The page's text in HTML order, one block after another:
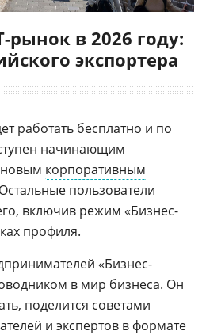
рынок в 2026 году:
экспортера
работать бесплатно и по
начинающим
корпоративным
пользователи
включив режим «Бизнес-
профиля.
«Бизнес-
в мир бизнеса. Он
поделится советами
и экспертов в формате